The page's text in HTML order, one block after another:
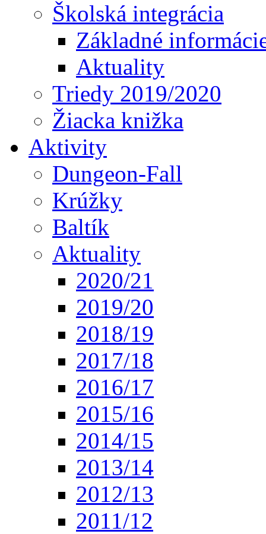
Školská integrácia
Základné
Aktuality
Triedy 2019/2020
Žiacka knižka
Aktivity
Dungeon-Fall
Krúžky
Baltík
Aktuality
2020/21
2019/20
2018/19
2017/18
2016/17
2015/16
2014/15
2013/14
2012/13
2011/12